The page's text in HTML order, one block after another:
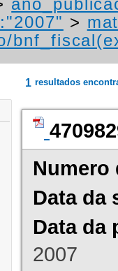
>
1 resultados
Numero
Data da
Data da
2007